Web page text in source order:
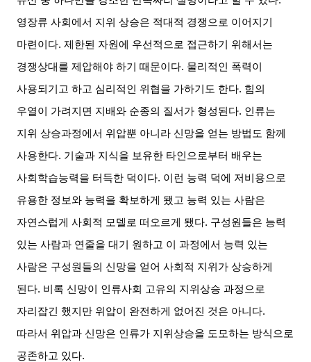
영장류 사회에서 지위 상승은 적대적 경쟁으로 이어지기
마련이다.제한된 자원에 우선적으로 접근하기 위해서는
경쟁상대를 제압해야 하기 때문이다. 물리적인 폭력이
사용되기고 하고 심리적인 위협을 가하기도 한다. 힘의
우열이 가려지면 지배와 순종의 질서가 형성된다. 인류는
지위 상승과정에서 위압뿐 아니라 신망을 얻는 방법도 함께
사용한다. 기술과 지식을 보유한 타인으로부터 배우는
사회학습능력을 터득한 덕이다. 이런 능력 덕에 저비용으로
유용한 정보와 능력을 확보하게 됐고 능력 있는 사람은
자연스럽게 사회적 모델로 떠오르게 됐다. 구성원들은 능력
있는 사람과 연줄을 대기 원하고 이 과정에서 능력 있는
사람은 구성원들의 신망을 얻어 사회적 지위가 상승하게
된다. 비록 신망이 인류사회 고유의 지위상승 과정으로
자리잡긴 했지만 위압이 완전하게 없어진 것은 아니다.
따라서 위압과 신망은 인류가 지위상승을 도모하는 방식으로
공존하고 있다.